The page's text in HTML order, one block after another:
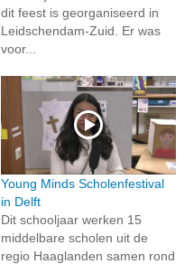
dit feest is georganiseerd in
Leidschendam-Zuid. Er was
voor...
Young Minds Scholenfestival
in Delft
Dit schooljaar werken 15
middelbare scholen uit de
regio Haaglanden samen rond